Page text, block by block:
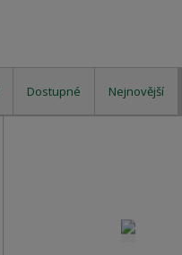
Dostupné
Nejnovější